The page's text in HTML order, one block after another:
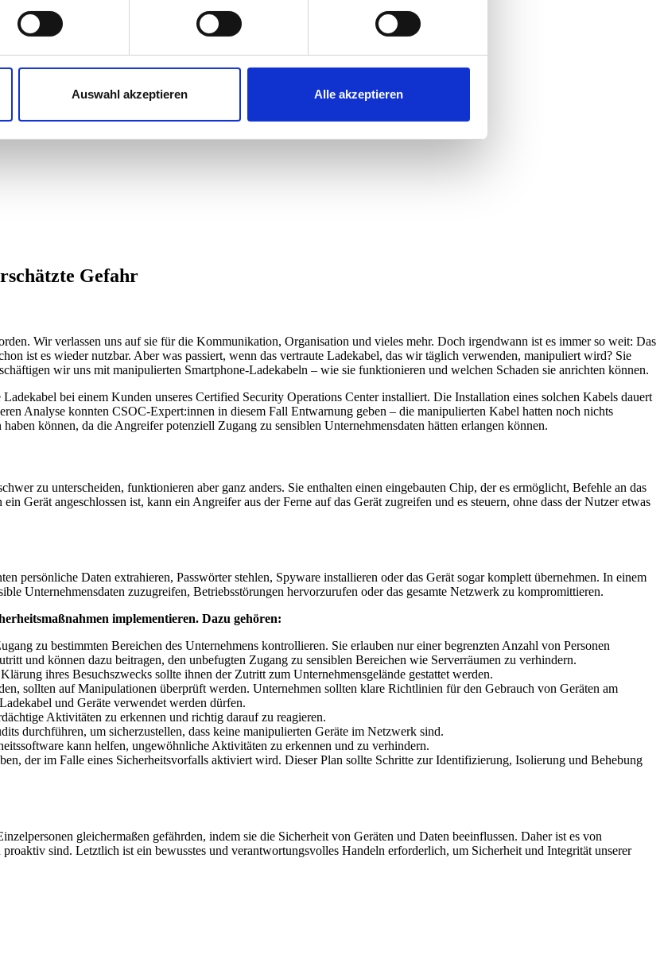
Auswahl akzeptieren Alle akzeptieren
Gefahr
Wir verlassen uns auf sie für die Kommunikation, Organisation und vieles mehr. Doch irgendwann ist es immer so weit: Das
ist es wieder nutzbar. Aber was passiert, wenn das vertraute Ladekabel, das wir täglich verwenden, manipuliert wird? Sie
wir uns mit manipulierten Smartphone-Ladekabeln – wie sie funktionieren und welchen Schaden sie anrichten können.
bei einem Kunden unseres Certified Security Operations Center installiert. Die Installation eines solchen Kabels dauert
Analyse konnten CSOC-Expert:innen in diesem Fall Entwarnung geben – die manipulierten Kabel hatten noch nichts
können, da die Angreifer potenziell Zugang zu sensiblen Unternehmensdaten hätten erlangen können.
zu unterscheiden, funktionieren aber ganz anders. Sie enthalten einen eingebauten Chip, der es ermöglicht, Befehle an das
Gerät angeschlossen ist, kann ein Angreifer aus der Ferne auf das Gerät zugreifen und es steuern, ohne dass der Nutzer etwas
persönliche Daten extrahieren, Passwörter stehlen, Spyware installieren oder das Gerät sogar komplett übernehmen. In einem
Unternehmensdaten zuzugreifen, Betriebsstörungen hervorzurufen oder das gesamte Netzwerk zu kompromittieren.
implementieren. Dazu gehören:
zu bestimmten Bereichen des Unternehmens kontrollieren. Sie erlauben nur einer begrenzten Anzahl von Personen
und können dazu beitragen, den unbefugten Zugang zu sensiblen Bereichen wie Serverräumen zu verhindern.
ihres Besuchszwecks sollte ihnen der Zutritt zum Unternehmensgelände gestattet werden.
sollten auf Manipulationen überprüft werden. Unternehmen sollten klare Richtlinien für den Gebrauch von Geräten am
und Geräte verwendet werden dürfen.
Aktivitäten zu erkennen und richtig darauf zu reagieren.
durchführen, um sicherzustellen, dass keine manipulierten Geräte im Netzwerk sind.
kann helfen, ungewöhnliche Aktivitäten zu erkennen und zu verhindern.
der im Falle eines Sicherheitsvorfalls aktiviert wird. Dieser Plan sollte Schritte zur Identifizierung, Isolierung und Behebung
gleichermaßen gefährden, indem sie die Sicherheit von Geräten und Daten beeinflussen. Daher ist es von
sind. Letztlich ist ein bewusstes und verantwortungsvolles Handeln erforderlich, um Sicherheit und Integrität unserer